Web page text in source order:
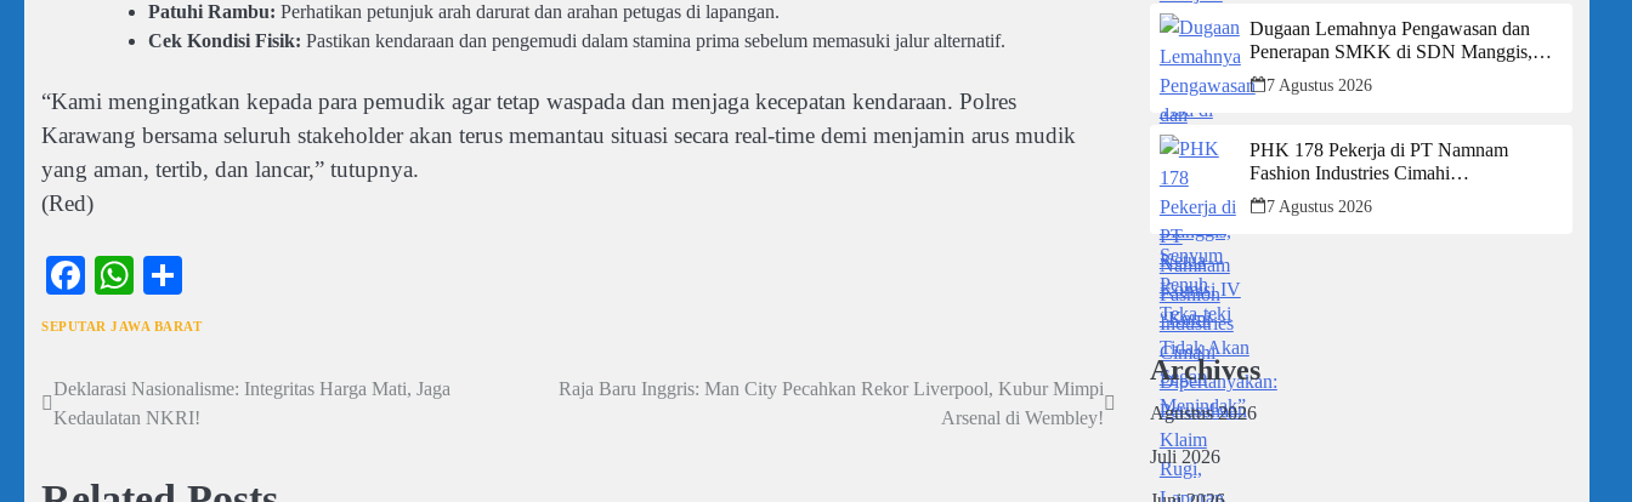
Patuhi Rambu: Perhatikan petunjuk arah darurat dan arahan petugas di lapangan.
Cek Kondisi Fisik: Pastikan kendaraan dan pengemudi dalam stamina prima sebelum memasuki jalur alternatif.
“Kami mengingatkan kepada para pemudik agar tetap waspada dan menjaga kecepatan kendaraan. Polres
Karawang bersama seluruh stakeholder akan terus memantau situasi secara real-time demi menjamin arus mudik
yang aman, tertib, dan lancar,” tutupnya.
(Red)
Facebook
WhatsApp
SEPUTAR JAWA BARAT
Navigasi
Deklarasi Nasionalisme: Integritas Harga Mati, Jaga
Kedaulatan NKRI!
Raja Baru Inggris: Man City Pecahkan Rekor Liverpool, Kubur Mimpi
Arsenal di Wembley!
Dugaan Lemahnya Pengawasan dan
Penerapan SMKK di SDN Manggis,
Ketua Komisi IV “Kami Tidak Akan
Segan Menindak”
7 Agustus 2026
PHK 178 Pekerja di PT Namnam
Fashion Industries Cimahi
Dipertanyakan: Perusahaan Klaim Rugi,
Laporan Keuangan Justru Tunjukkan
7 Agustus 2026
Archives
Agustus 2026
Juli 2026